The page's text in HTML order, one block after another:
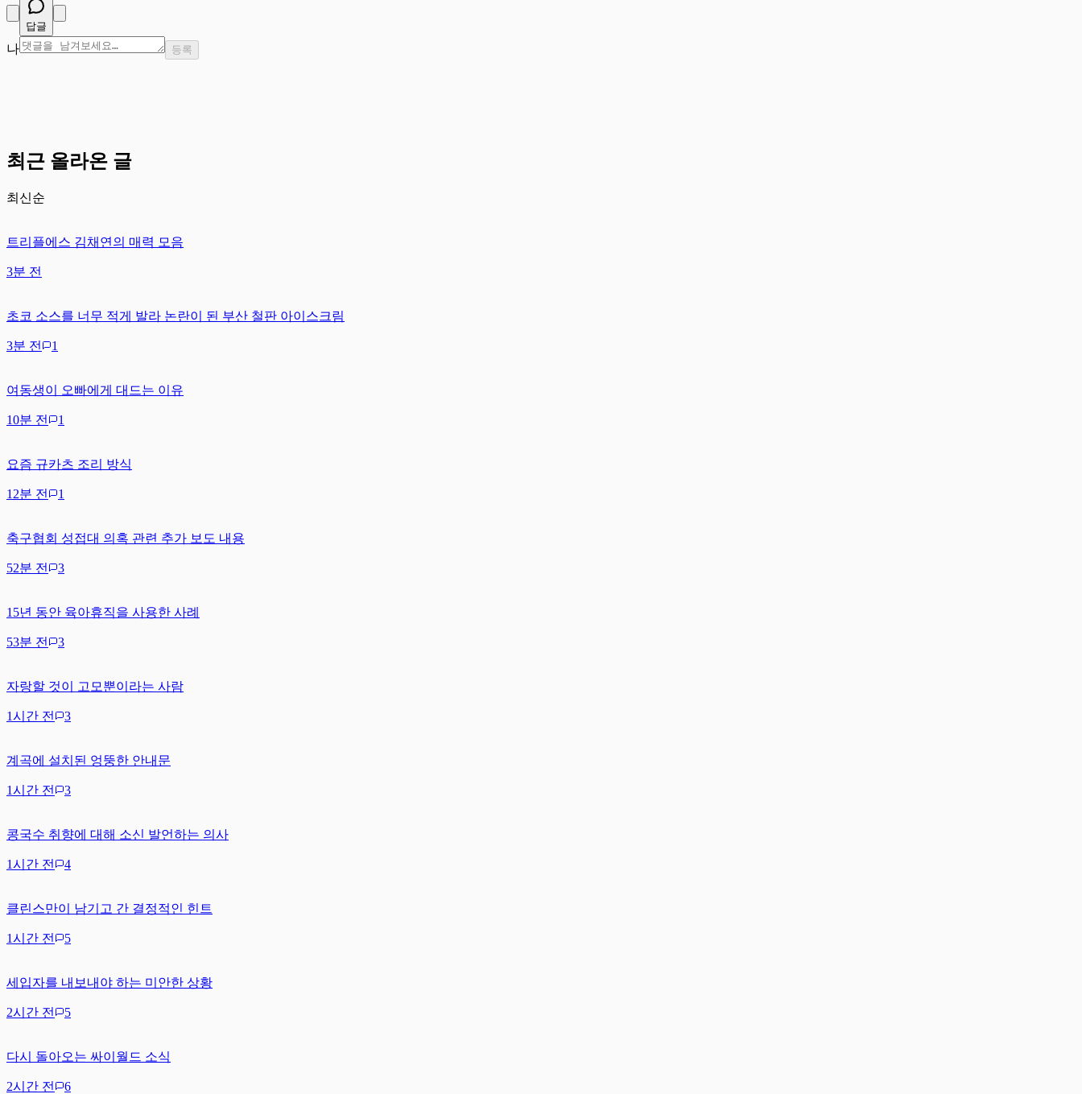
답글
나 등록
최근 올라온 글
최신순
트리플에스 김채연의 매력 모음
3분 전
초코 소스를 너무 적게 발라 논란이 된 부산 철판 아이스크림
3분 전 1
여동생이 오빠에게 대드는 이유
10분 전 1
요즘 규카츠 조리 방식
12분 전 1
축구협회 성접대 의혹 관련 추가 보도 내용
52분 전 3
15년 동안 육아휴직을 사용한 사례
53분 전 3
자랑할 것이 고모뿐이라는 사람
1시간 전 3
계곡에 설치된 엉뚱한 안내문
1시간 전 3
콩국수 취향에 대해 소신 발언하는 의사
1시간 전 4
클린스만이 남기고 간 결정적인 힌트
1시간 전 5
세입자를 내보내야 하는 미안한 상황
2시간 전 5
다시 돌아오는 싸이월드 소식
2시간 전 6